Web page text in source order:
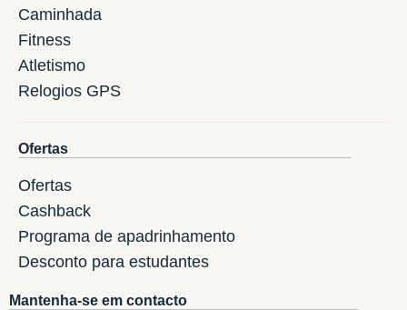
Caminhada
Fitness
Atletismo
Relogios GPS
Ofertas
Ofertas
Cashback
Programa de apadrinhamento
Desconto para estudantes
Mantenha-se em contacto